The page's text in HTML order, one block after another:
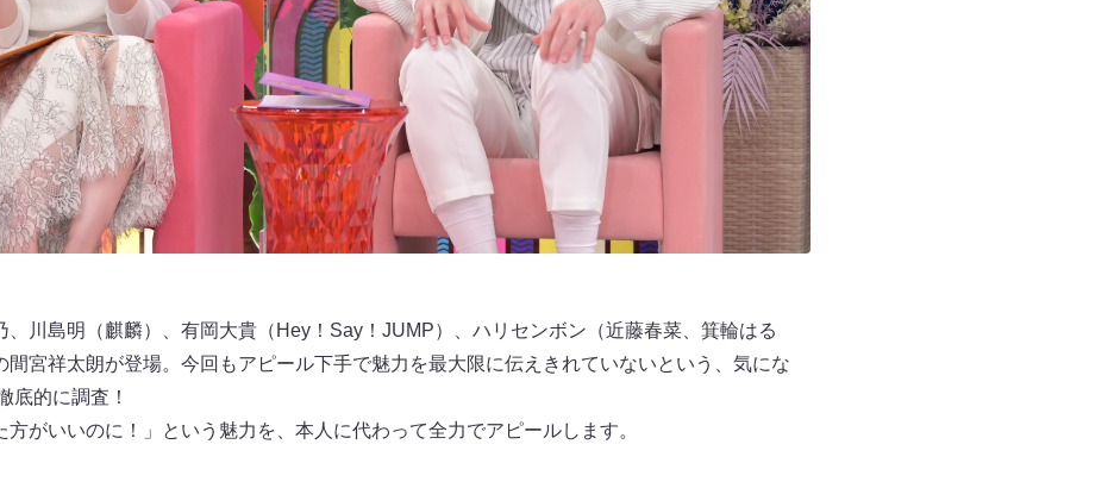
、川島明（麒麟）、有岡大貴（Hey！Say！JUMP）、ハリセンボン（近藤春菜、箕輪はる
間宮祥太朗が登場。今回もアピール下手で魅力を最大限に伝えきれていないという、気にな
底的に調査！
方がいいのに！」という魅力を、本人に代わって全力でアピールします。